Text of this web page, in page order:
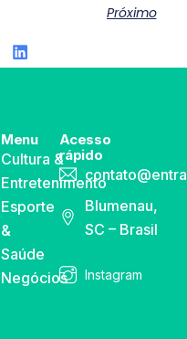
Próximo
Menu
Cultura &
Entretenimento
Esporte
&
Saúde
Negócios
Acesso
rápido
Blumenau,
SC – Brasil
Instagram